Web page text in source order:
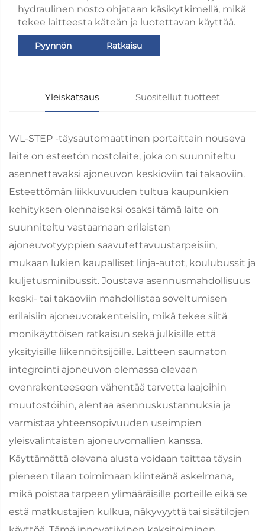
hydraulinen nosto ohjataan käsikytkimellä, mikä
tekee laitteesta käteän ja luotettavan käyttää.
Pyynnön
Ratkaisu
Yleiskatsaus Suositellut tuotteet
WL-STEP -täysautomaattinen portaittain nouseva
laite on esteetön nostolaite, joka on suunniteltu
asennettavaksi ajoneuvon keskioviin tai takaoviin.
Esteettömän liikkuvuuden tultua kaupunkien
kehityksen olennaiseksi osaksi tämä laite on
suunniteltu vastaamaan erilaisten
ajoneuvotyyppien saavutettavuustarpeisiin,
mukaan lukien kaupalliset linja-autot, koulubussit ja
kuljetusminibussit. Joustava asennusmahdollisuus
keski- tai takaoviin mahdollistaa soveltumisen
erilaisiin ajoneuvorakenteisiin, mikä tekee siitä
monikäyttöisen ratkaisun sekä julkisille että
yksityisille liikennöitsijöille. Laitteen saumaton
integrointi ajoneuvon olemassa olevaan
ovenrakenteeseen vähentää tarvetta laajoihin
muutostöihin, alentaa asennuskustannuksia ja
varmistaa yhteensopivuuden useimpien
yleisvalintaisten ajoneuvomallien kanssa.
Käyttämättä olevana alusta voidaan taittaa täysin
pieneen tilaan toimimaan kiinteänä askelmana,
mikä poistaa tarpeen ylimääräisille porteille eikä se
estä matkustajien kulkua, näkyvyyttä tai sisätilojen